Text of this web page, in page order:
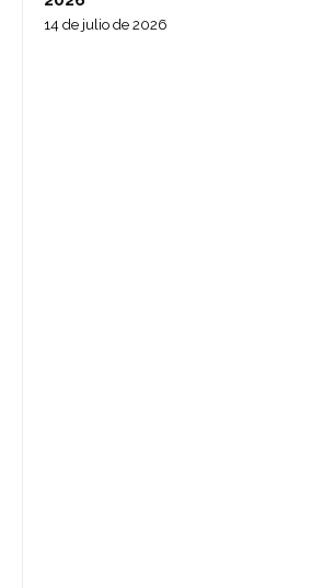
14 de julio de 2026